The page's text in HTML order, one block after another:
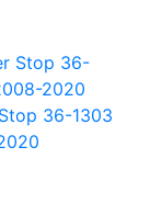
36-1303